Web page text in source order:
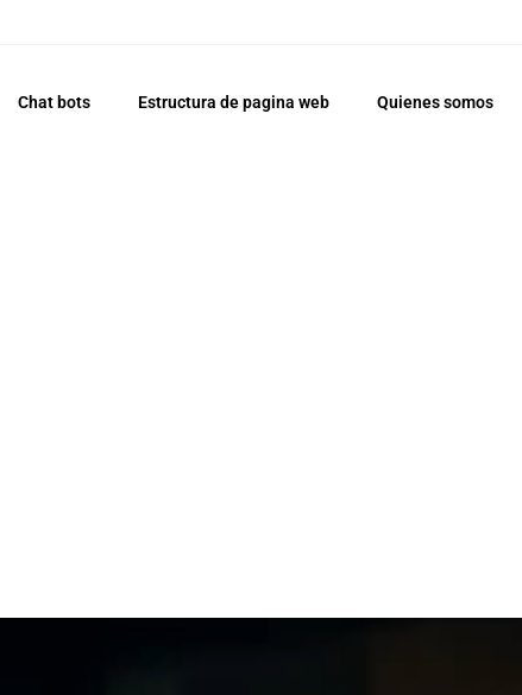
Chat bots Estructura de pagina web Quienes somos